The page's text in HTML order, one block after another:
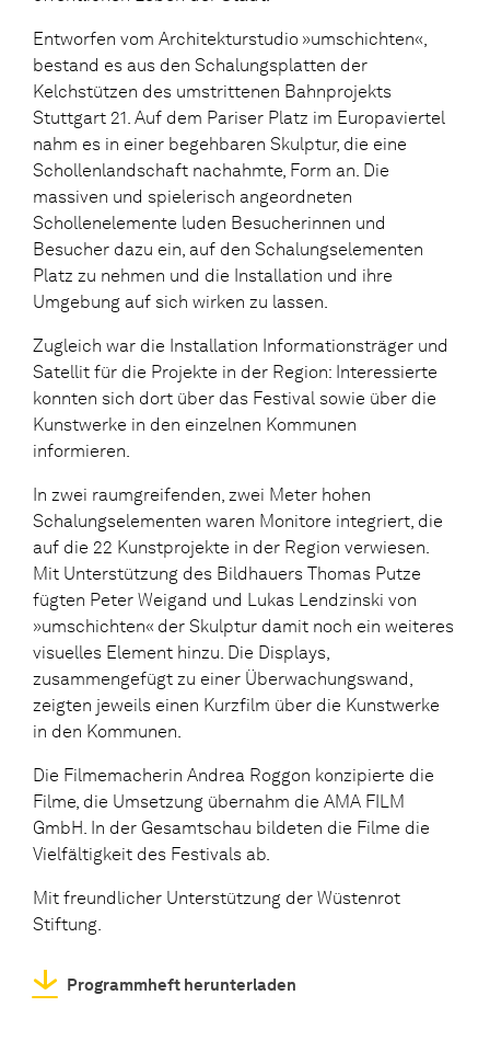
Entworfen vom Architekturstudio »umschichten«,
bestand es aus den Schalungsplatten der
Kelchstützen des umstrittenen Bahnprojekts
Stuttgart 21. Auf dem Pariser Platz im Europaviertel
nahm es in einer begehbaren Skulptur, die eine
Schollenlandschaft nachahmte, Form an. Die
massiven und spielerisch angeordneten
Schollenelemente luden Besucherinnen und
Besucher dazu ein, auf den Schalungselementen
Platz zu nehmen und die Installation und ihre
Umgebung auf sich wirken zu lassen.
Zugleich war die Installation Informationsträger und
Satellit für die Projekte in der Region: Interessierte
konnten sich dort über das Festival sowie über die
Kunstwerke in den einzelnen Kommunen
informieren.
In zwei raumgreifenden, zwei Meter hohen
Schalungselementen waren Monitore integriert, die
auf die 22 Kunstprojekte in der Region verwiesen.
Mit Unterstützung des Bildhauers Thomas Putze
fügten Peter Weigand und Lukas Lendzinski von
»umschichten« der Skulptur damit noch ein weiteres
visuelles Element hinzu. Die Displays,
zusammengefügt zu einer Überwachungswand,
zeigten jeweils einen Kurzfilm über die Kunstwerke
in den Kommunen.
Die Filmemacherin Andrea Roggon konzipierte die
Filme, die Umsetzung übernahm die AMA FILM
GmbH. In der Gesamtschau bildeten die Filme die
Vielfältigkeit des Festivals ab.
Mit freundlicher Unterstützung der Wüstenrot
Stiftung.
Programmheft herunterladen